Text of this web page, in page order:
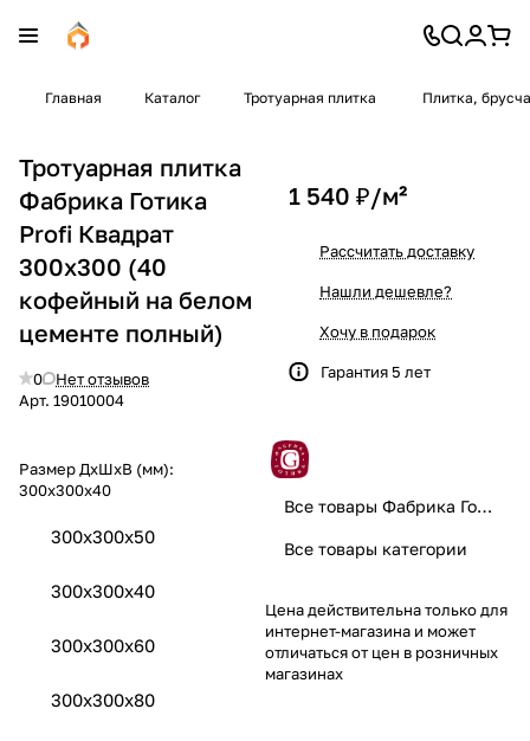
Главная Каталог Тротуарная плитка Плитка,
Тротуарная плитка
Фабрика Готика
Profi Квадрат
300x300 (40
кофейный на белом
цементе полный)
0
Нет отзывов
Арт. 19010004
Размер ДхШхВ (мм):
300x300x40
300x300x50
300x300x40
300x300x60
300x300x80
1 540 ₽/м²
Рассчитать доставку
Нашли дешевле?
Хочу в подарок
Гарантия 5 лет
Все товары Фабрика Готика
Все товары категории
Цена действительна только для
интернет-магазина и может
отличаться от цен в розничных
магазинах